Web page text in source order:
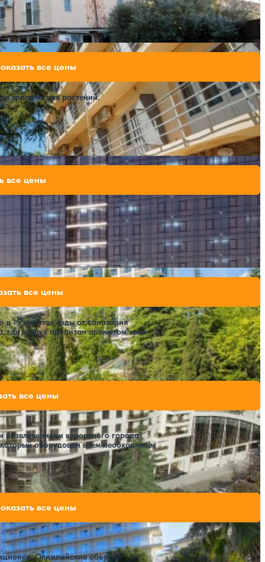
Расстояние до пляжа: 10 метров от корпуса №1, 30 метров от корпуса №2.
тропических растений.
Расстояние до пляжа: 200 метров.
67,760 ₽
80,080 ₽
за 7 ночей, 2 взрослых
все цены
Парк Отель (Marins Park Hotel))
72,000 ₽
100,000 ₽
за 7 ночей, 2 взрослых
все цены
15 минутах езды от санатория
где воздух пропитан ароматом хвои
Расстояние до пляжа: 300 метров.
98,000 ₽
161,280 ₽
за 7 ночей, 2 взрослых
175,140 ₽
за 7 ночей, 2 взрослых
все цены
курортного города
оборудован всем необходимым
Расстояние до пляжа: 1000 метров.
118,300 ₽
за 7 ночей, 2 взрослых
все цены
Олимпийские объекты
123,144 ₽
за 7 ночей, 2 взрослых
139,944 ₽
за 7 ночей, 2 взрослых
все цены